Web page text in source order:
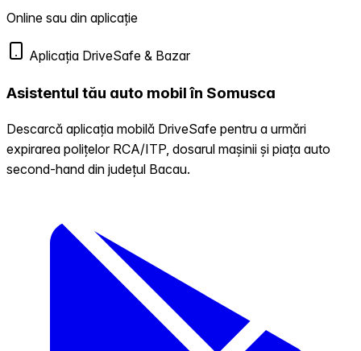
Online sau din aplicație
Aplicația DriveSafe & Bazar
Asistentul tău auto mobil în Somusca
Descarcă aplicația mobilă DriveSafe pentru a urmări
expirarea polițelor RCA/ITP, dosarul mașinii și piața auto
second-hand din județul Bacau.